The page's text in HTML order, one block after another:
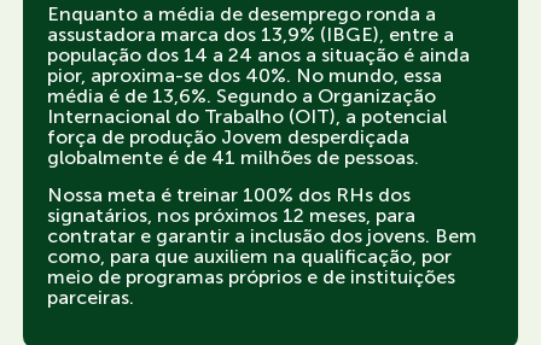
Enquanto a média de desemprego ronda a
assustadora marca dos 13,9% (IBGE), entre a
população dos 14 a 24 anos a situação é ainda
pior, aproxima-se dos 40%. No mundo, essa
média é de 13,6%. Segundo a Organização
Internacional do Trabalho (OIT), a potencial
força de produção Jovem desperdiçada
globalmente é de 41 milhões de pessoas.
Nossa meta é treinar 100% dos RHs dos
signatários, nos próximos 12 meses, para
contratar e garantir a inclusão dos jovens. Bem
como, para que auxiliem na qualificação, por
meio de programas próprios e de instituições
parceiras.